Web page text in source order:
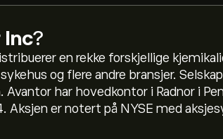
Inc?
en rekke forskjellige
og flere andre bransjer.
Avantor har hovedkontor i Radnor i
Aksjen er notert på NYSE med
AVTR er 13.36‎$‎.
for Avantor Inc er 13.36‎$‎.
kursmål fra analytikere.